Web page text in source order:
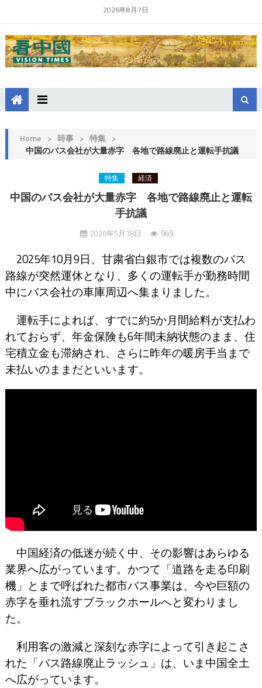
2026年8月7日
Home > 時事 > 特集 >
中国のバス会社が大量赤字 各地で路線廃止と運転手抗議
特集 経済
中国のバス会社が大量赤字 各地で路線廃止と運転
手抗議
2026年5月18日 969
2025年10月9日、甘粛省白銀市では複数のバス
路線が突然運休となり、多くの運転手が勤務時間
中にバス会社の車庫周辺へ集まりました。
運転手によれば、すでに約5か月間給料が支払わ
れておらず、年金保険も6年間未納状態のまま、住
宅積立金も滞納され、さらに昨年の暖房手当まで
未払いのままだといいます。
中国経済の低迷が続く中、その影響はあらゆる
業界へ広がっています。かつて「道路を走る印刷
機」とまで呼ばれた都市バス事業は、今や巨額の
赤字を垂れ流すブラックホールへと変わりまし
た。
利用客の激減と深刻な赤字によって引き起こさ
れた「バス路線廃止ラッシュ」は、いま中国全土
へ広がっています。